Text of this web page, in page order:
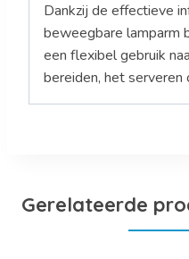
Dankzij de effectieve
beweegbare lamparm
een flexibel gebruik
bereiden, het serveren
Gerelateerde